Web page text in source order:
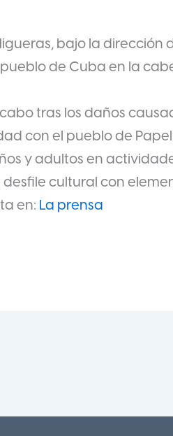
bajo la dirección
de Cuba en la
cabo tras los daños
con el pueblo de
y adultos en
cultural con
en: La prensa